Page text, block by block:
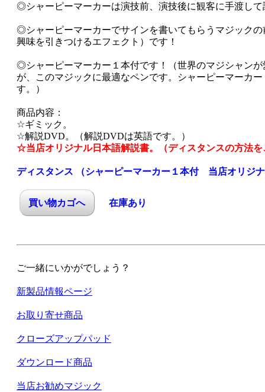
◎シャーピーマーカーは演技前、演技後に観客に手渡し
◎シャーピーマーカーでサインを書いてもらうマジック
興味を引きつけるエフェクト）です！
◎シャーピーマーカー１本付です！（世界のマジシャン
が、このマジックに最適なペンです。シャーピーマーカ
す。）
商品内容：
☆ギミック。
☆解説DVD。（解説DVDは英語です。）
☆当店オリジナル日本語解説書。（ディスタンスの方法
ディスタンス （シャーピーマーカー１本付 当店オリジ
在庫あり
ご一緒にいかがでしょう？
新製品情報ページ
お取り寄せ商品
クローズアップパッド
ダウンロード商品
当店お勧めマジック